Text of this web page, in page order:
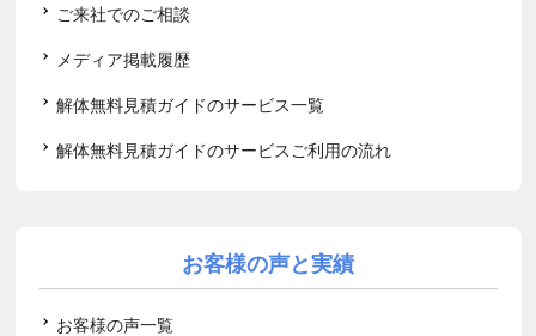
ご来社でのご相談
メディア掲載履歴
解体無料見積ガイドのサービス一覧
解体無料見積ガイドのサービスご利用の流れ
お客様の声と実績
お客様の声一覧